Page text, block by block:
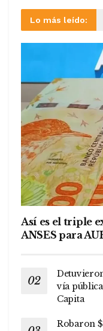
Lo más leído:
Así es el triple
ANSES para
vía
Capita
Robaron